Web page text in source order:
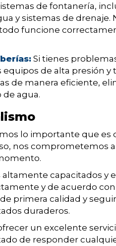
de fontanería,
y sistemas de
funcione
Si tienes
de alta presión y
de manera eficiente,
agua.
lo importante que es
nos comprometemos
capacitados y
y de acuerdo
primera calidad y
duraderos.
un excelente
de responder